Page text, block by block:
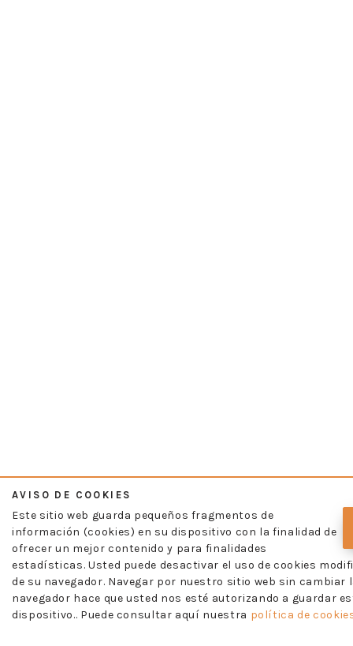
AVISO DE COOKIES
Este sitio web guarda pequeños fragmentos de
información (cookies) en su dispositivo con la finalidad de
ofrecer un mejor contenido y para finalidades
estadísticas. Usted puede desactivar el uso de cookies
de su navegador. Navegar por nuestro sitio web sin cambiar
navegador hace que usted nos esté autorizando a guardar
dispositivo.. Puede consultar aquí nuestra política de